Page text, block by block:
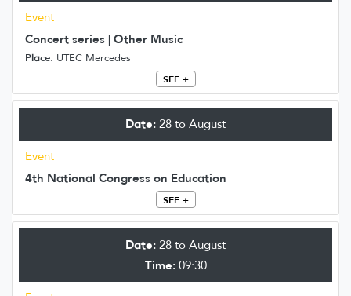
Event
Concert series | Other Music
Place: UTEC Mercedes
SEE +
Date: 28 to August
Event
4th National Congress on Education
SEE +
Date: 28 to August
Time:09:30